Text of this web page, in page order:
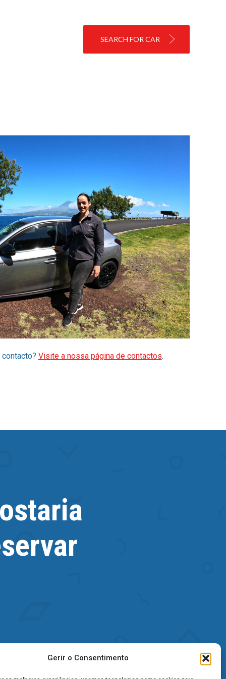
Gerir o Consentimento
SEARCH FOR CAR
Visite a nossa página de contactos.